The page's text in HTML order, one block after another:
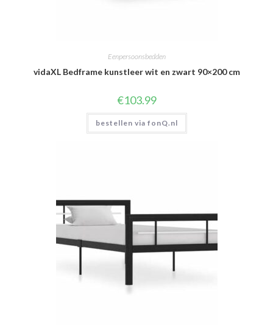
Eenpersoonsbedden
vidaXL Bedframe kunstleer wit en zwart 90×200 cm
€103.99
bestellen via fonQ.nl